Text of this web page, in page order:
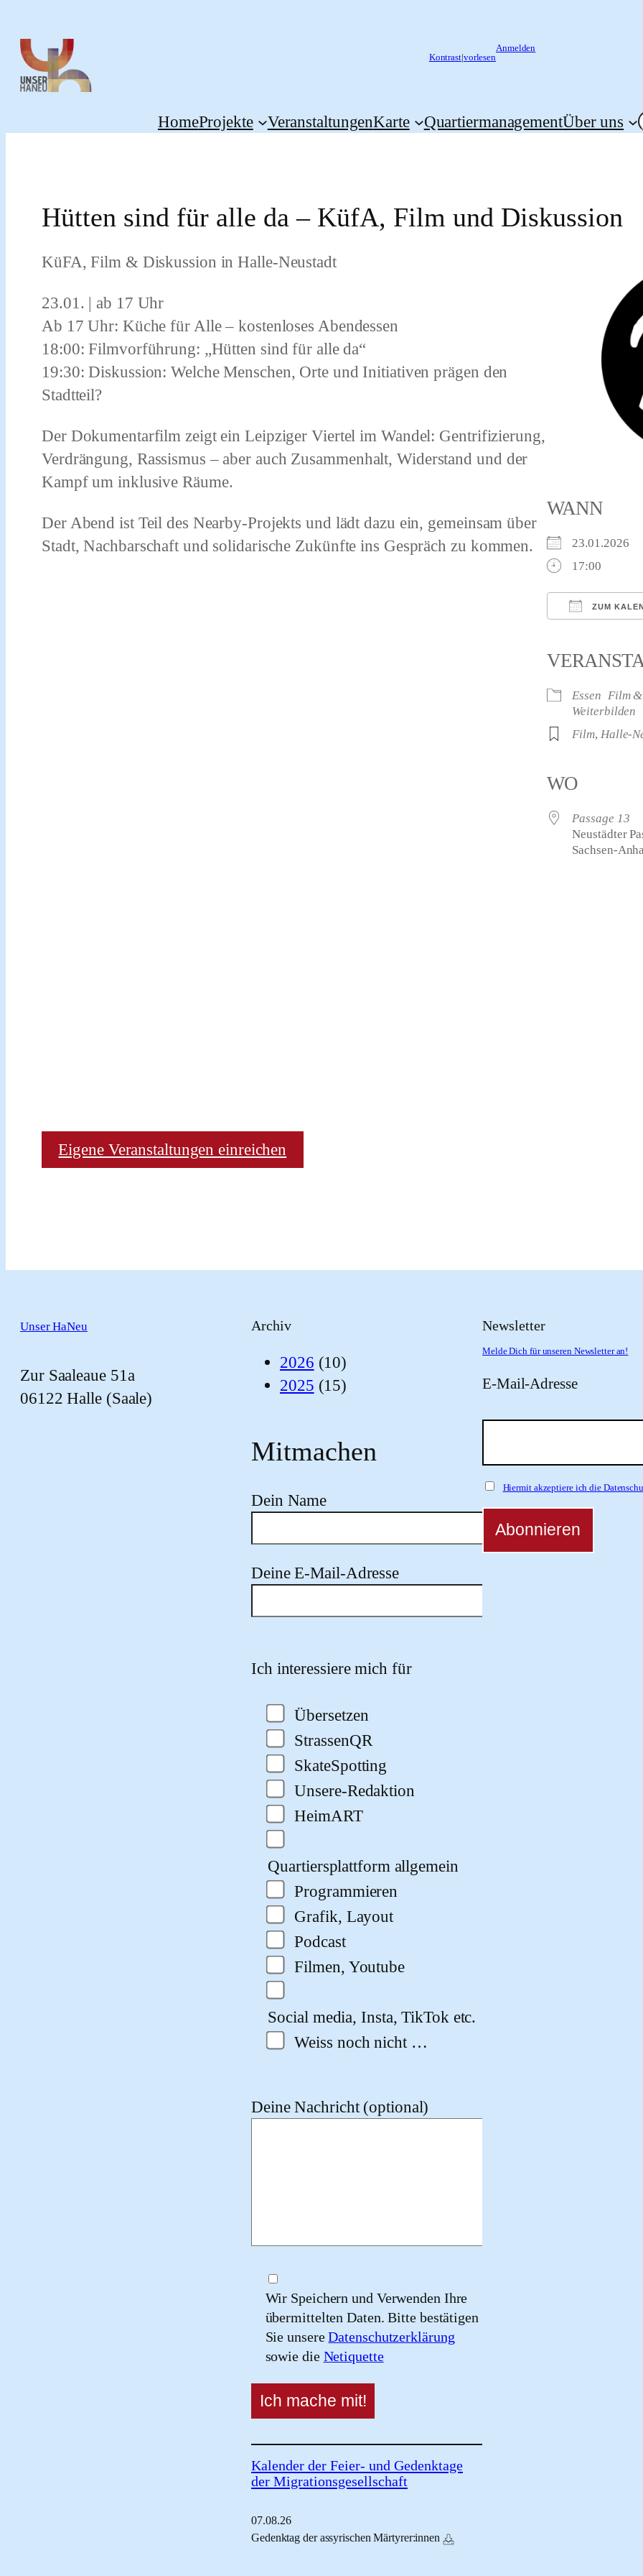
Inhalt
springen
Kontrast| vorlesen
Anmelden
HomeProjekte VeranstaltungenKarte QuartiermanagementÜber uns
Hütten sind für alle da – KüfA, Film und Diskussion
KüFA, Film & Diskussion in Halle-Neustadt
23.01. | ab 17 Uhr
Ab 17 Uhr: Küche für Alle – kostenloses Abendessen
18:00: Filmvorführung: „Hütten sind für alle da“
19:30: Diskussion: Welche Menschen, Orte und Initiativen prägen den
Stadtteil?
Der Dokumentarfilm zeigt ein Leipziger Viertel im Wandel: Gentrifizierung,
Verdrängung, Rassismus – aber auch Zusammenhalt, Widerstand und der
Kampf um inklusive Räume.
Der Abend ist Teil des Nearby-Projekts und lädt dazu ein, gemeinsam über
Stadt, Nachbarschaft und solidarische Zukünfte ins Gespräch zu kommen.
WANN
23.01.2026
17:00
ZUM
Essen Film
Weiterbilden
Film, Halle-
WO
Passage 13
Neustädter
Sachsen-
Eigene Veranstaltungen einreichen
Unser HaNeu
Zur Saaleaue 51a
06122 Halle (Saale)
Archiv
2026 (10)
2025 (15)
Mitmachen
Dein Name
Deine E-Mail-Adresse
Ich interessiere mich für
Übersetzen
StrassenQR
SkateSpotting
Unsere-Redaktion
HeimART
Quartiersplattform allgemein
Programmieren
Grafik, Layout
Podcast
Filmen, Youtube
Social media, Insta, TikTok etc.
Weiss noch nicht …
Deine Nachricht (optional)
Wir Speichern und Verwenden Ihre
übermittelten Daten. Bitte bestätigen
Sie unsereDatenschutzerklärung
sowie die Netiquette
Kalender der Feier- und Gedenktage
der Migrationsgesellschaft
07.08.26
Gedenktag der assyrischen Märtyrer:innen
Newsletter
Melde Dich für unseren Newsletter an!
E-Mail-Adresse
Hiermit akzeptiere ich die